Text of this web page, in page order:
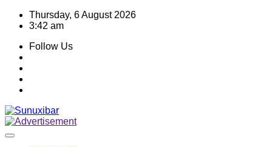
Skip
Thursday, 6 August 2026
3:42 am
Follow Us